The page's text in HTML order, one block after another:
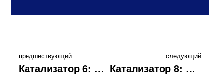
предшествующий
Катализатор 6: Используйте технологии
следующий
Катализатор 8: Работайте над публичными заявлениями